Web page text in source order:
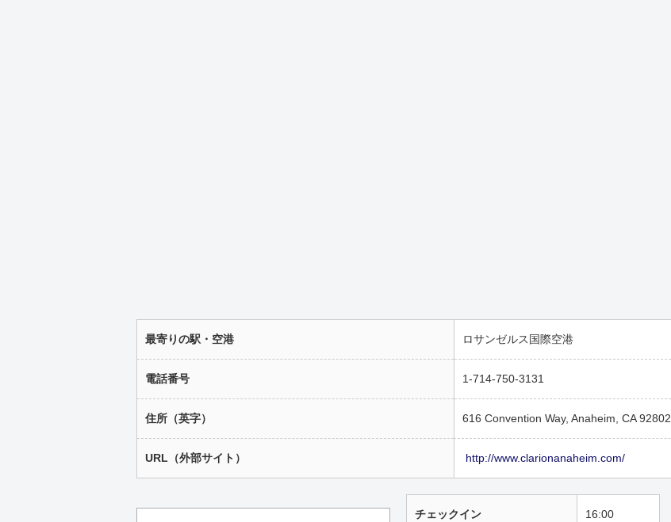
最寄りの駅・空港 ロサンゼルス国際空港
電話番号 1-714-750-3131
住所（英字） 616 Convention Way, Anaheim, CA 92802
URL（外部サイト） http://www.clarionanaheim.com/
チェックイン 16:00